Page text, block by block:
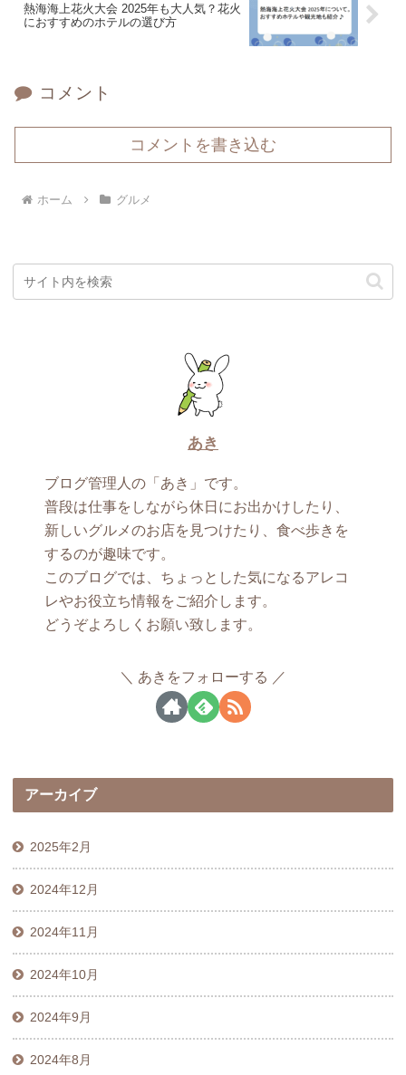
熱海海上花火大会 2025年も大人気？花火
におすすめのホテルの選び方
コメント
コメントを書き込む
ホーム グルメ
あき
ブログ管理人の「あき」です。
普段は仕事をしながら休日にお出かけしたり、
新しいグルメのお店を見つけたり、食べ歩きを
するのが趣味です。
このブログでは、ちょっとした気になるアレコ
レやお役立ち情報をご紹介します。
どうぞよろしくお願い致します。
あきをフォローする
アーカイブ
2025年2月
2024年12月
2024年11月
2024年10月
2024年9月
2024年8月